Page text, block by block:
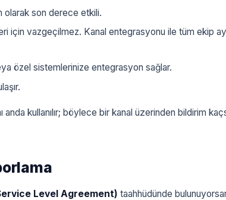
olarak son derece etkili.
için vazgeçilmez. Kanal entegrasyonu ile tüm ekip
özel sistemlerinize entegrasyon sağlar.
kullanılır; böylece bir kanal üzerinden bildirim
Level Agreement) taahhüdünde